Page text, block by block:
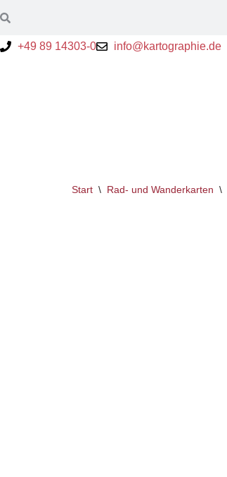
Zum
+49 89 14303-0 info@kartographie.de
Start \ Rad- und Wanderkarten \